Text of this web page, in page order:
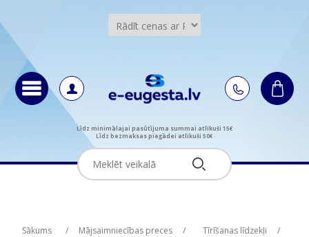
Līdz minimālajai pasūtījuma summai atlikuši 15€
Līdz bezmaksas piegādei atlikuši 50€
Sākums / Mājsaimniecības preces / Tīrīšanas līdzekļi
/